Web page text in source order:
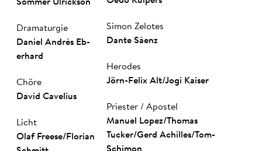
Sommer Ul­rick­son
Dramaturgie
Da­niel An­drés Eb­
er­hard
Chöre
Da­vid Ca­ve­li­us
Licht
Olaf Free­se/ Florian
Simon Zelotes
Dante Sáenz
Herodes
Jörn-Fe­lix Alt/Jogi Kaiser
Priester / Apostel
Manuel Lopez/Thomas
Tucker/Gerd Achilles/Tom­